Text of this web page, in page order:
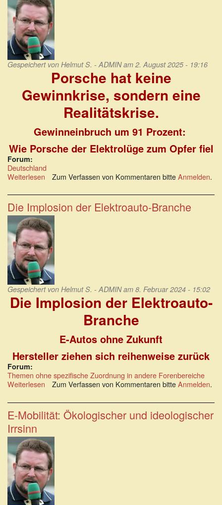
Gespeichert von Helmut S. - ADMINam 2. August 2025 - 19:16
Porsche hat keine
Gewinnkrise, sondern eine
Realitätskrise.
Gewinneinbruch um 91 Prozent:
Wie Porsche der Elektrolüge zum Opfer fiel
Forum:
Deutschland
Weiterlesen über
hat
keine
Gewinnkrise,
sondern
eine
Realitätskrise.
Zum Verfassen von Kommentaren bitteAnmelden.
Die Implosion der Elektroauto-Branche
Gespeichert von Helmut S. - ADMINam 8. Februar 2024 - 15:02
Die Implosion der Elektroauto-
Branche
E-Autos ohne Zukunft
Hersteller ziehen sich reihenweise zurück
Forum:
Themen ohne spezifische Zuordnung in andere Forenbereiche
Weiterlesen über
Implosion
der
Elektroauto-
Zum Verfassen von Kommentaren bitteAnmelden.
E-Mobilität: Ökologischer und ideologischer
Irrsinn